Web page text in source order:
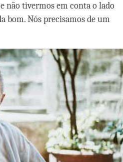
não tivermos em conta o lado
bom. Nós precisamos de um